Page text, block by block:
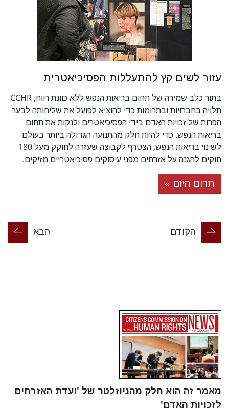
עזור לשים קץ להתעללות הפסיכיאטרית
בתור כלב שמירה של תחום בריאות הנפש ללא כוונת רווח, CCHR
תלויה בחברויות ובתרומות כדי להוציא לפועל את שליחותה לבער
הפרות של זכויות האדם בידי הפסיכיאטרים ולנקות את תחום
בריאות הנפש. כדי להיות חלק מהתנועה הגדולה ביותר בעולם
לשינוי בריאות הנפש, הצטרף לקבוצה שעזרה לחוקק מעל 180
חוקים להגנה על אזרחים מפני עיסוקים פסיכיאטריים מזיקים.
תרום היום »
הקודם הבא
מאמר זה הוא חלק מהניוזלטר של 'ועדת האזרחים
לזכויות האדם'